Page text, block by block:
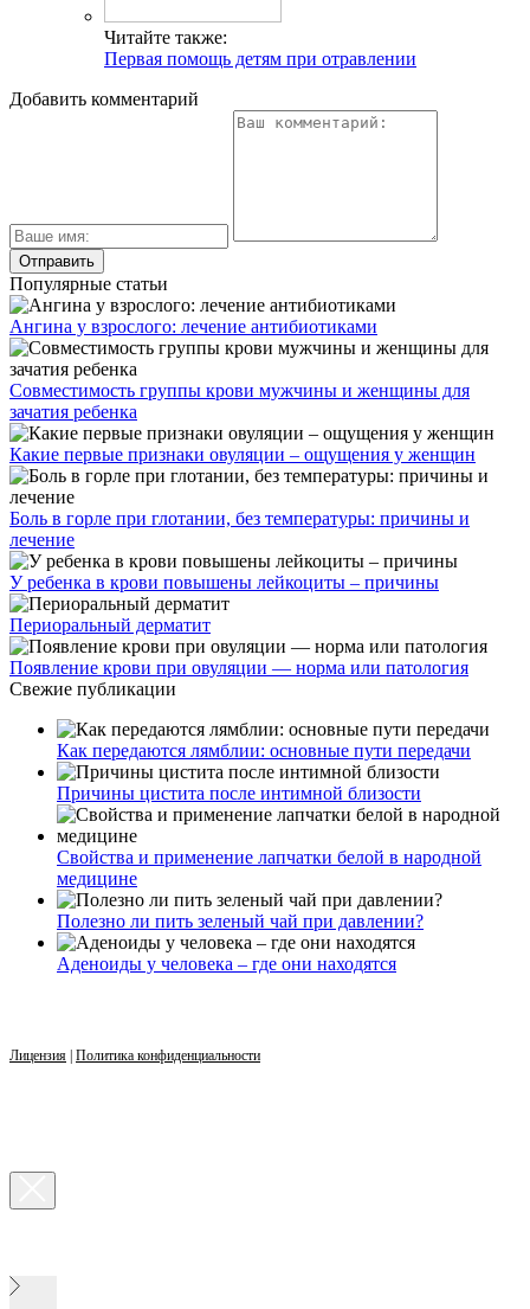
Читайте также:
Первая помощь детям при отравлении
Добавить комментарий
Популярные статьи
Ангина у взрослого: лечение антибиотиками
Совместимость группы крови мужчины и женщины для
зачатия ребенка
Какие первые признаки овуляции – ощущения у женщин
Боль в горле при глотании, без температуры: причины и
лечение
У ребенка в крови повышены лейкоциты – причины
Периоральный дерматит
Появление крови при овуляции — норма или патология
Свежие публикации
Как передаются лямблии: основные пути передачи
Причины цистита после интимной близости
Свойства и применение лапчатки белой в народной
медицине
Полезно ли пить зеленый чай при давлении?
Аденоиды у человека – где они находятся
Лицензия Политика конфиденциальности